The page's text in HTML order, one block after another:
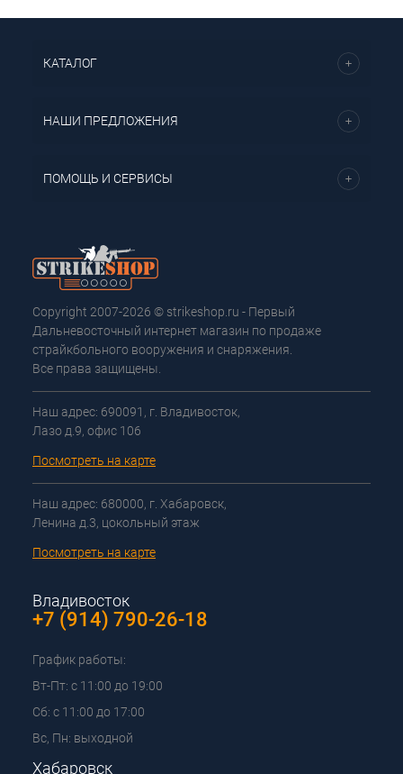
КАТАЛОГ
НАШИ ПРЕДЛОЖЕНИЯ
ПОМОЩЬ И СЕРВИСЫ
Copyright 2007-2026 © strikeshop.ru - Первый
Дальневосточный интернет магазин по продаже
страйкбольного вооружения и снаряжения.
Все права защищены.
Наш адрес: 690091, г. Владивосток,
Лазо д.9, офис 106
Посмотреть на карте
Наш адрес: 680000, г. Хабаровск,
Ленина д.3, цокольный этаж
Посмотреть на карте
Владивосток
+7 (914) 790-26-18
График работы:
Вт-Пт: с 11:00 до 19:00
Сб: с 11:00 до 17:00
Вс, Пн: выходной
Хабаровск